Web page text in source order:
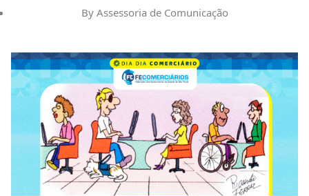
By Assessoria de Comunicação